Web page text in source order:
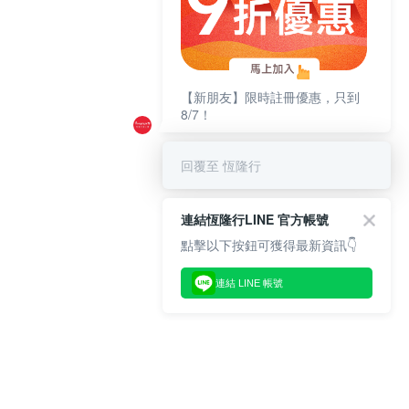
【新朋友】限時註冊優惠，只到
8/7！
回覆至 恆隆行
連結恆隆行LINE 官方帳號
點擊以下按鈕可獲得最新資訊👇
連結 LINE 帳號